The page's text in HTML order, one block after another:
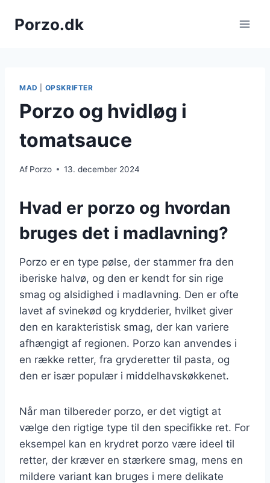
Porzo.dk
MAD OPSKRIFTER
Porzo og hvidløg i
tomatsauce
Af Porzo 13. december 2024
Hvad er porzo og hvordan
bruges det i madlavning?
Porzo er en type pølse, der stammer fra den
iberiske halvø, og den er kendt for sin rige
smag og alsidighed i madlavning. Den er ofte
lavet af svinekød og krydderier, hvilket giver
den en karakteristisk smag, der kan variere
afhængigt af regionen. Porzo kan anvendes i
en række retter, fra gryderetter til pasta, og
den er især populær i middelhavskøkkenet.
Når man tilbereder porzo, er det vigtigt at
vælge den rigtige type til den specifikke ret. For
eksempel kan en krydret porzo være ideel til
retter, der kræver en stærkere smag, mens en
mildere variant kan bruges i mere delikate